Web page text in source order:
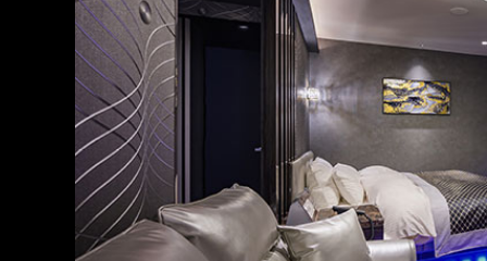
特商法に基づく表示 ご利
個人情報の利用目的 マイ